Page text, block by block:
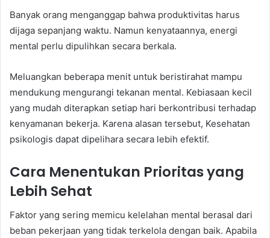
Banyak orang menganggap bahwa produktivitas harus
dijaga sepanjang waktu. Namun kenyataannya, energi
mental perlu dipulihkan secara berkala.
Meluangkan beberapa menit untuk beristirahat mampu
mendukung mengurangi tekanan mental. Kebiasaan kecil
yang mudah diterapkan setiap hari berkontribusi terhadap
kenyamanan bekerja. Karena alasan tersebut, Kesehatan
psikologis dapat dipelihara secara lebih efektif.
Cara Menentukan Prioritas yang
Lebih Sehat
Faktor yang sering memicu kelelahan mental berasal dari
beban pekerjaan yang tidak terkelola dengan baik. Apabila